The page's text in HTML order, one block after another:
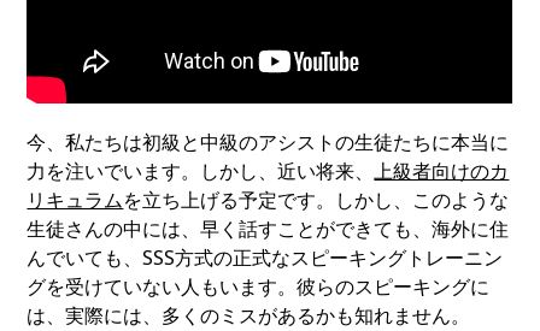
今、私たちは初級と中級のアシストの生徒たちに本当に
力を注いでいます。しかし、近い将来、上級者向けのカ
リキュラムを立ち上げる予定です。しかし、このような
生徒さんの中には、早く話すことができても、海外に住
んでいても、SSS方式の正式なスピーキングトレーニン
グを受けていない人もいます。彼らのスピーキングに
は、実際には、多くのミスがあるかも知れません。